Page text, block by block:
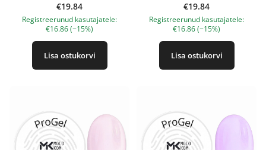
€19.84
Registreerunud kasutajatele:
€16.86 (−15%)
Lisa ostukorvi
€19.84
Registreerunud kasutajatele:
€16.86 (−15%)
Lisa ostukorvi